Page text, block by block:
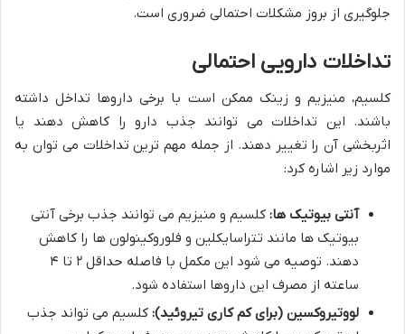
جلوگیری از بروز مشکلات احتمالی ضروری است.
تداخلات دارویی احتمالی
کلسیم، منیزیم و زینک ممکن است با برخی داروها تداخل داشته
باشند. این تداخلات می توانند جذب دارو را کاهش دهند یا
اثربخشی آن را تغییر دهند. از جمله مهم ترین تداخلات می توان به
موارد زیر اشاره کرد:
آنتی بیوتیک ها: کلسیم و منیزیم می توانند جذب برخی آنتی
بیوتیک ها مانند تتراسایکلین و فلوروکینولون ها را کاهش
دهند. توصیه می شود این مکمل با فاصله حداقل ۲ تا ۴
ساعته از مصرف این داروها استفاده شود.
لووتیروکسین (برای کم کاری تیروئید): کلسیم می تواند جذب